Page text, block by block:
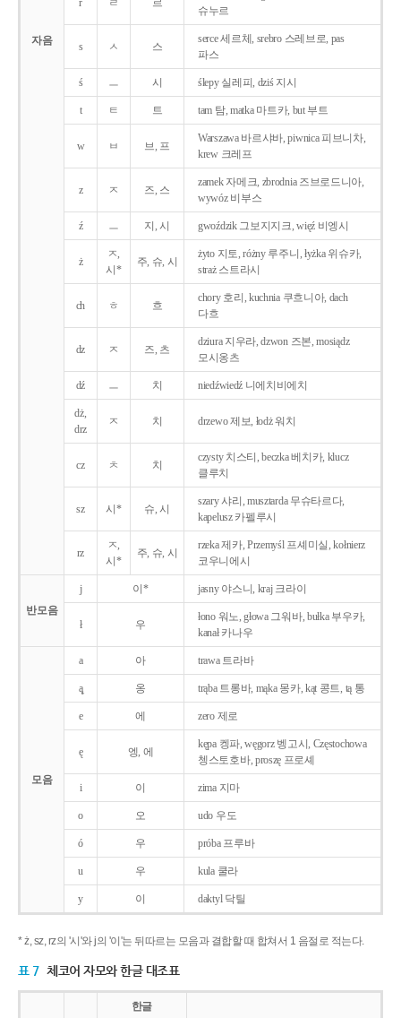
자음
r ㄹ 르
슈누르
s ㅅ 스
serce 세르체, srebro 스레브로, pas
파스
ś ㅡ 시 ślepy 실레피, dziś 지시
t ㅌ 트 tam 탐, matka 마트카, but 부트
w ㅂ 브, 프
Warszawa 바르샤바, piwnica 피브니차,
krew 크레프
z ㅈ 즈, 스
zamek 자메크, zbrodnia 즈브로드니아,
wywóz 비부스
ź ㅡ 지, 시 gwoździk 그보지지크, więź 비엥시
ż
ㅈ,
시*
주, 슈, 시
żyto 지토, różny 루주니, łyżka 위슈카,
straż 스트라시
ch ㅎ 흐
chory 호리, kuchnia 쿠흐니아, dach
다흐
dz ㅈ 즈, 츠
dziura 지우라, dzwon 즈본, mosiądz
모시옹츠
dź ㅡ 치 niedźwiedź 니에치비에치
dż,
drz
ㅈ 치 drzewo 제보, łodż 워치
cz ㅊ 치
czysty 치스티, beczka 베치카, klucz
클루치
sz 시* 슈, 시
szary 샤리, musztarda 무슈타르다,
kapelusz 카펠루시
rz
ㅈ,
시*
주, 슈, 시
rzeka 제카, Przemyśl 프셰미실, kołnierz
코우니에시
반모음
j 이* jasny 야스니, kraj 크라이
ł 우
łono 워노, głowa 그워바, bułka 부우카,
kanał 카나우
모음
a 아 trawa 트라바
ą̨ 옹 trąba 트롱바, mąka 몽카, kąt 콩트, tą 통
e 에 zero 제로
ę 엥, 에
kępa 켕파, węgorz 벵고시, Częstochowa
쳉스토호바, proszę 프로셰
i 이 zima 지마
o 오 udo 우도
ó 우 próba 프루바
u 우 kula 쿨라
y 이 daktyl 닥틸
* ż, sz, rz의 '시'와 j의 '이'는 뒤따르는 모음과 결합할 때 합쳐서 1 음절로 적는다.
표 7 체코어 자모와 한글 대조표
한글